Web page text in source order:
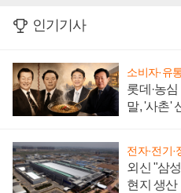
인기기사
소비자·유
롯데·농
말, '사촌'
전자·전기·
외신 "삼
현지 생산